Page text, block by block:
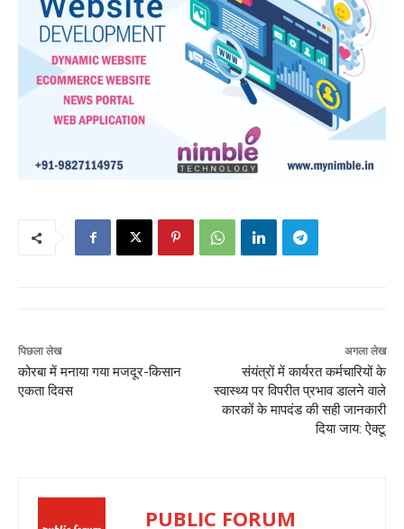
पिछला लेख
कोरबा में मनाया गया मजदूर-किसान
एकता दिवस
अगला लेख
संयंत्रों में कार्यरत कर्मचारियों के
स्वास्थ्य पर विपरीत प्रभाव डालने वाले
कारकों के मापदंड की सही जानकारी
दिया जाय: ऐक्टू
PUBLIC FORUM